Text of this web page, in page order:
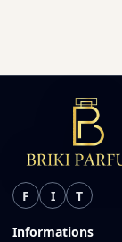
F I T
Informations